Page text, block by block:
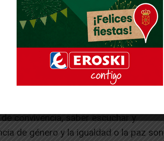
de Guille» o la propia «Lucia
propio en mis obras», reconoce.
por terminar y deja en manos de
el cuento número 12, un historia en
Érase una vez… para sean los
y creen su propias ilustraciones».
convivencia, saber escuchar y
de género y la igualdad o la paz son